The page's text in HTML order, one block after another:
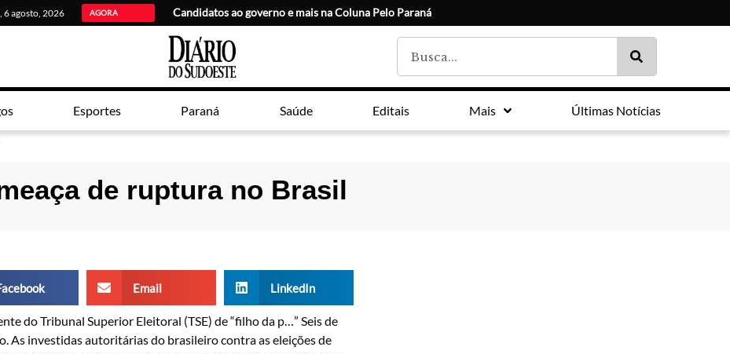
6 agosto, 2026 AGORA Candidatos ao governo e mais na Coluna Pelo Paraná
Esportes Paraná Saúde Editais Mais Últimas Notícias
de ruptura no Brasil
Email LinkedIn
do Tribunal Superior Eleitoral (TSE) de “filho da p…” Seis de
As investidas autoritárias do brasileiro contra as eleições de